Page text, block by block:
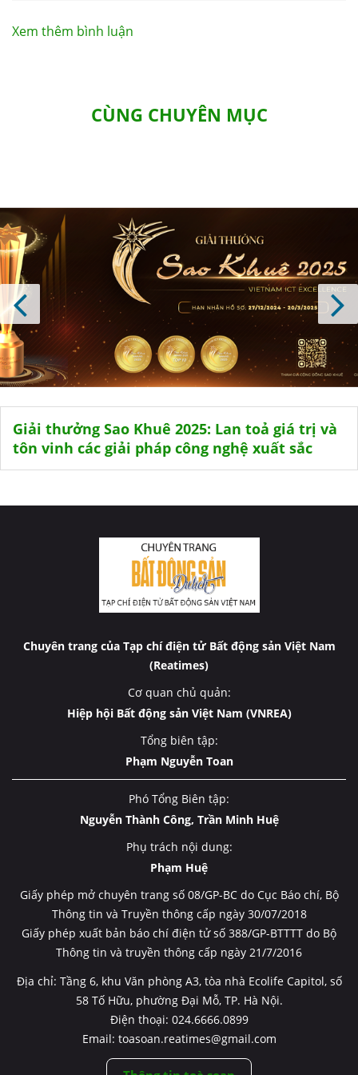
Xem thêm bình luận
CÙNG CHUYÊN MỤC
Giải thưởng Sao Khuê 2025: Lan toả giá trị và
tôn vinh các giải pháp công nghệ xuất sắc
Chuyên trang của Tạp chí điện tử Bất động sản Việt Nam
(Reatimes)
Cơ quan chủ quản:
Hiệp hội Bất động sản Việt Nam (VNREA)
Tổng biên tập:
Phạm Nguyễn Toan
Phó Tổng Biên tập:
Nguyễn Thành Công, Trần Minh Huệ
Phụ trách nội dung:
Phạm Huệ
Giấy phép mở chuyên trang số 08/GP-BC do Cục Báo chí, Bộ
Thông tin và Truyền thông cấp ngày 30/07/2018
Giấy phép xuất bản báo chí điện tử số 388/GP-BTTTT do Bộ
Thông tin và truyền thông cấp ngày 21/7/2016
Địa chỉ: Tầng 6, khu Văn phòng A3, tòa nhà Ecolife Capitol, số
58 Tố Hữu, phường Đại Mỗ, TP. Hà Nội.
Điện thoại: 024.6666.0899
Email: toasoan.reatimes@gmail.com